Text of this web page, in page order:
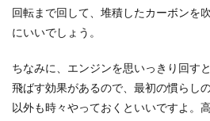
回転まで回して、堆積したカーボンを
にいいでしょう。
ちなみに、エンジンを思いっきり回す
飛ばす効果があるので、最初の慣らし
以外も時々やっておくといいですよ。